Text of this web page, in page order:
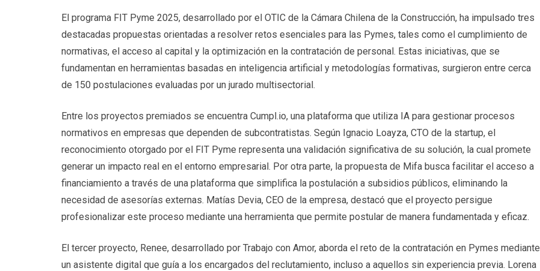
El programa FIT Pyme 2025, desarrollado por el OTIC de la Cámara Chilena de la Construcción, ha impulsado tres
destacadas propuestas orientadas a resolver retos esenciales para las Pymes, tales como el cumplimiento de
normativas, el acceso al capital y la optimización en la contratación de personal. Estas iniciativas, que se
fundamentan en herramientas basadas en inteligencia artificial y metodologías formativas, surgieron entre cerca
de 150 postulaciones evaluadas por un jurado multisectorial.
Entre los proyectos premiados se encuentra Cumpl.io, una plataforma que utiliza IA para gestionar procesos
normativos en empresas que dependen de subcontratistas. Según Ignacio Loayza, CTO de la startup, el
reconocimiento otorgado por el FIT Pyme representa una validación significativa de su solución, la cual promete
generar un impacto real en el entorno empresarial. Por otra parte, la propuesta de Mifa busca facilitar el acceso a
financiamiento a través de una plataforma que simplifica la postulación a subsidios públicos, eliminando la
necesidad de asesorías externas. Matías Devia, CEO de la empresa, destacó que el proyecto persigue
profesionalizar este proceso mediante una herramienta que permite postular de manera fundamentada y eficaz.
El tercer proyecto, Renee, desarrollado por Trabajo con Amor, aborda el reto de la contratación en Pymes mediante
un asistente digital que guía a los encargados del reclutamiento, incluso a aquellos sin experiencia previa. Lorena